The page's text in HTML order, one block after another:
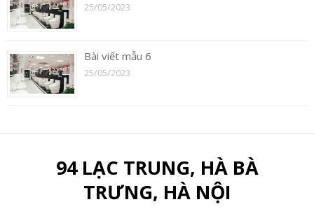
25/05/2023
Bài viết mẫu 6
25/05/2023
94 LẠC TRUNG, HÀ BÀ
TRƯNG, HÀ NỘI